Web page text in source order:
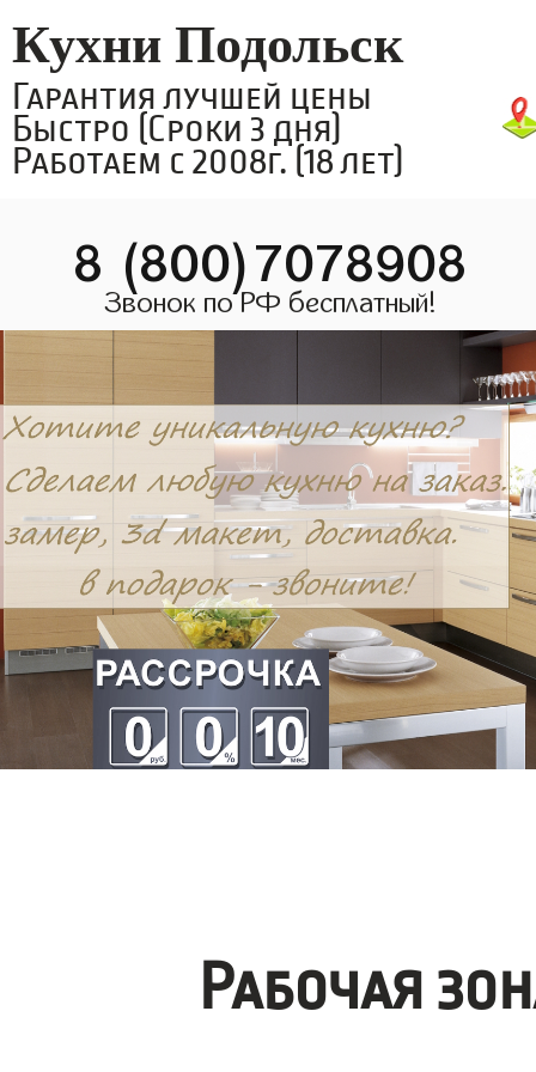
Кухни Подольск
Гарантия лучшей цены
Быстро (Сроки 3 дня)
Работаем с 2008г. (18 лет)
8 (800)7078908
Звонок по РФ бесплатный!
Рабочая